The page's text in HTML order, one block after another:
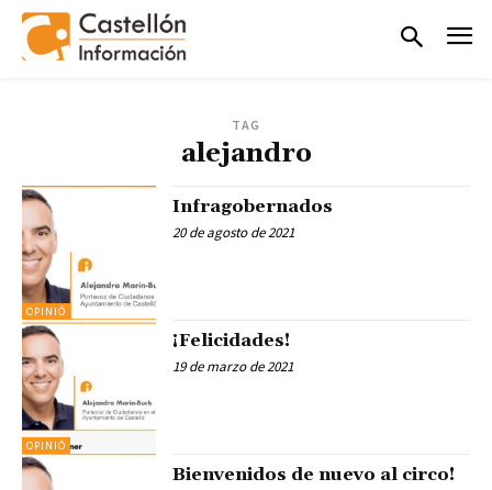
TAG
alejandro
OPINIÓ
Infragobernados
20 de agosto de 2021
OPINIÓ
¡Felicidades!
19 de marzo de 2021
Bienvenidos de nuevo al circo!